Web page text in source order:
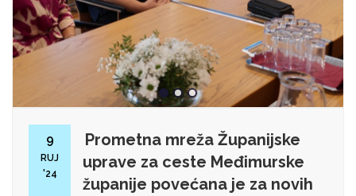
9
RUJ
'24
Prometna mreža Županijske
uprave za ceste Međimurske
županije povećana je za novih